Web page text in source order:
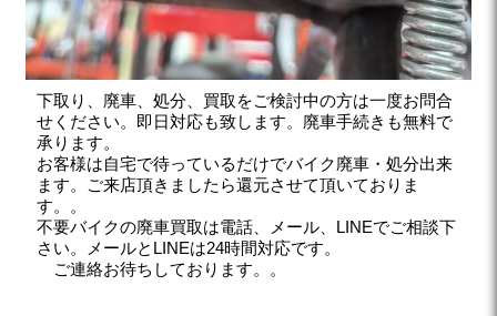
下取り、廃車、処分、買取をご検討中の方は一度お問合
せください。即日対応も致します。廃車手続きも無料で
承ります。
お客様は自宅で待っているだけでバイク廃車・処分出来
ます。ご来店頂きましたら還元させて頂いておりま
す。。
不要バイクの廃車買取は電話、メール、LINEでご相談下
さい。メールとLINEは24時間対応です。
ご連絡お待ちしております。。